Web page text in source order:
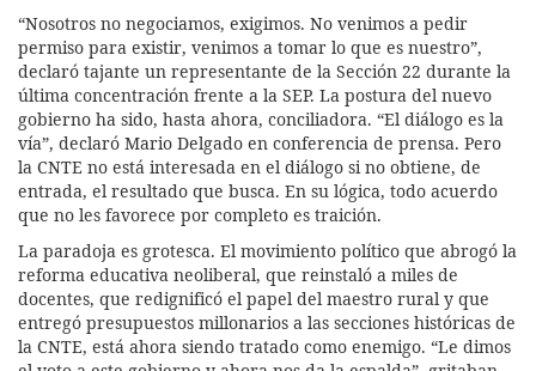
“Nosotros no negociamos, exigimos. No venimos a pedir
permiso para existir, venimos a tomar lo que es nuestro”,
declaró tajante un representante de la Sección 22 durante la
última concentración frente a la SEP. La postura del nuevo
gobierno ha sido, hasta ahora, conciliadora. “El diálogo es la
vía”, declaró Mario Delgado en conferencia de prensa. Pero
la CNTE no está interesada en el diálogo si no obtiene, de
entrada, el resultado que busca. En su lógica, todo acuerdo
que no les favorece por completo es traición.
La paradoja es grotesca. El movimiento político que abrogó la
reforma educativa neoliberal, que reinstaló a miles de
docentes, que redignificó el papel del maestro rural y que
entregó presupuestos millonarios a las secciones históricas de
la CNTE, está ahora siendo tratado como enemigo. “Le dimos